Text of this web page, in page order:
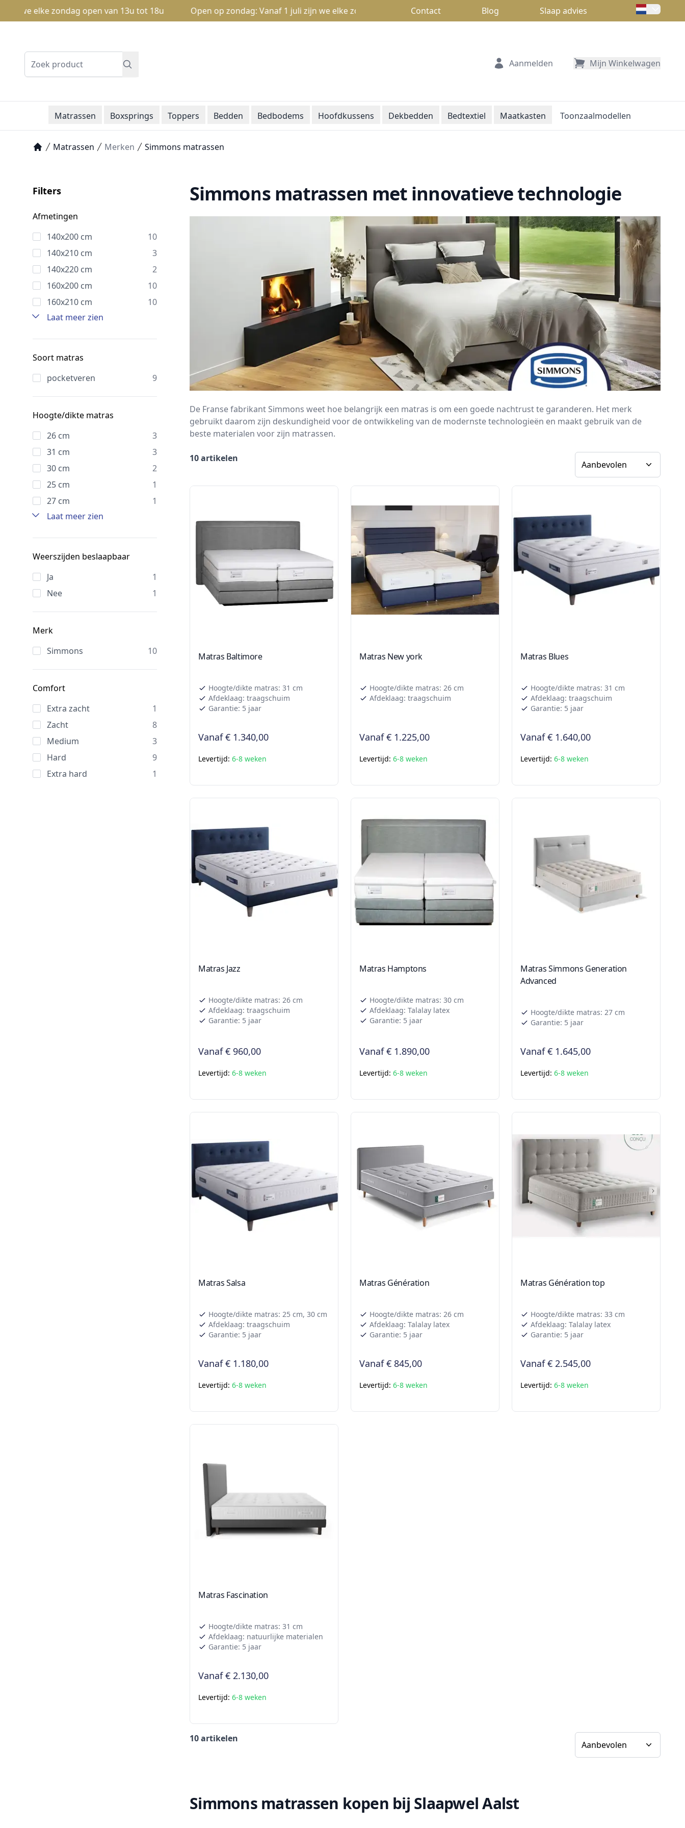
zondag open van 13u tot 18u Open op zondag: Vanaf 1 juli zijn we elke zondag open van 13u tot 18u
Contact Blog Slaap advies
Zoeken
Aanmelden Mijn Winkelwagen
Matrassen Boxsprings Toppers Bedden Bedbodems Hoofdkussens Dekbedden Bedtextiel Maatkasten Toonzaalmodellen
Matrassen Merken Simmons matrassen
Filters
Afmetingen
140x200 cm
10
140x210 cm
3
140x220 cm
2
160x200 cm
10
160x210 cm
10
Laat meer zien
Soort matras
pocketveren
9
Hoogte/dikte matras
26 cm
3
31 cm
3
30 cm
2
25 cm
1
27 cm
1
Laat meer zien
Weerszijden beslaapbaar
Ja
1
Nee
1
Merk
Simmons
10
Comfort
Extra zacht
1
Zacht
8
Medium
3
Hard
9
Extra hard
1
Simmons matrassen met innovatieve technologie
De Franse fabrikant Simmons weet hoe belangrijk een matras is om een goede nachtrust te garanderen. Het merk
gebruikt daarom zijn deskundigheid voor de ontwikkeling van de modernste technologieën en maakt gebruik van de
beste materialen voor zijn matrassen.
10 artikelen Sorteer op
Matras Baltimore
Hoogte/dikte matras: 31 cm
Afdeklaag: traagschuim
Garantie: 5 jaar
Vanaf€ 1.340,00
Levertijd: 6-8 weken
Matras New york
Hoogte/dikte matras: 26 cm
Afdeklaag: traagschuim
Vanaf€ 1.225,00
Levertijd: 6-8 weken
Matras Blues
Hoogte/dikte matras: 31 cm
Afdeklaag: traagschuim
Garantie: 5 jaar
Vanaf€ 1.640,00
Levertijd: 6-8 weken
Matras Jazz
Hoogte/dikte matras: 26 cm
Afdeklaag: traagschuim
Garantie: 5 jaar
Vanaf€ 960,00
Levertijd: 6-8 weken
Matras Hamptons
Hoogte/dikte matras: 30 cm
Afdeklaag: Talalay latex
Garantie: 5 jaar
Vanaf€ 1.890,00
Levertijd: 6-8 weken
Matras Simmons Generation
Advanced
Hoogte/dikte matras: 27 cm
Garantie: 5 jaar
Vanaf€ 1.645,00
Levertijd: 6-8 weken
Matras Salsa
Hoogte/dikte matras: 25 cm, 30 cm
Afdeklaag: traagschuim
Garantie: 5 jaar
Vanaf€ 1.180,00
Levertijd: 6-8 weken
Matras Génération
Hoogte/dikte matras: 26 cm
Afdeklaag: Talalay latex
Garantie: 5 jaar
Vanaf€ 845,00
Levertijd: 6-8 weken
Matras Génération top
Hoogte/dikte matras: 33 cm
Afdeklaag: Talalay latex
Garantie: 5 jaar
Vanaf€ 2.545,00
Levertijd: 6-8 weken
Matras Fascination
Hoogte/dikte matras: 31 cm
Afdeklaag: natuurlijke materialen
Garantie: 5 jaar
Vanaf€ 2.130,00
Levertijd: 6-8 weken
10 artikelen Sorteer op
Simmons matrassen kopen bij Slaapwel Aalst